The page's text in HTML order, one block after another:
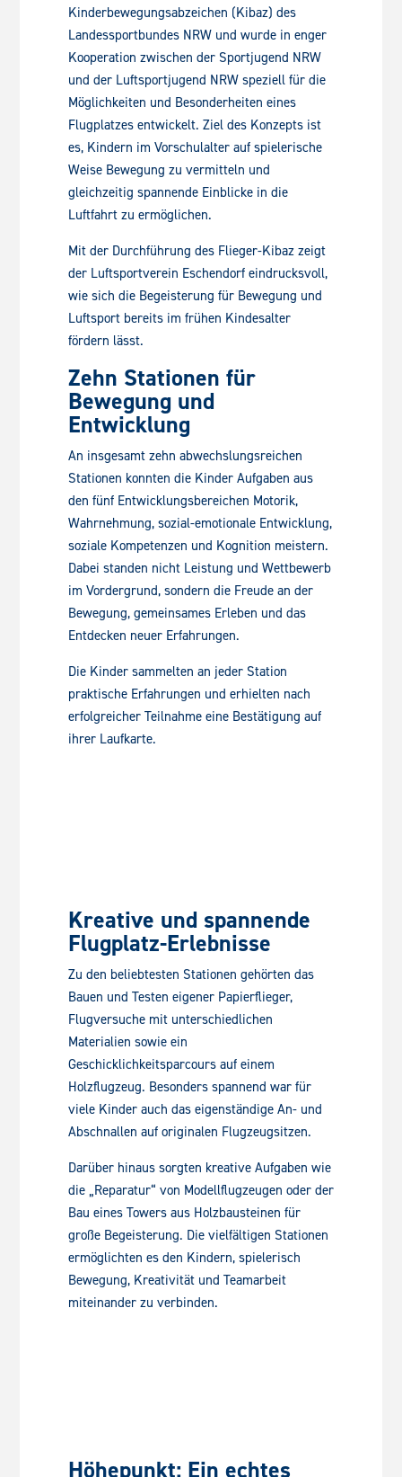
Kinderbewegungsabzeichen (Kibaz) des
Landessportbundes NRW und wurde in enger
Kooperation zwischen der Sportjugend NRW
und der Luftsportjugend NRW speziell für die
Möglichkeiten und Besonderheiten eines
Flugplatzes entwickelt. Ziel des Konzepts ist
es, Kindern im Vorschulalter auf spielerische
Weise Bewegung zu vermitteln und
gleichzeitig spannende Einblicke in die
Luftfahrt zu ermöglichen.
Mit der Durchführung des Flieger-Kibaz zeigt
der Luftsportverein Eschendorf eindrucksvoll,
wie sich die Begeisterung für Bewegung und
Luftsport bereits im frühen Kindesalter
fördern lässt.
Zehn Stationen für
Bewegung und
Entwicklung
An insgesamt zehn abwechslungsreichen
Stationen konnten die Kinder Aufgaben aus
den fünf Entwicklungsbereichen Motorik,
Wahrnehmung, sozial-emotionale Entwicklung,
soziale Kompetenzen und Kognition meistern.
Dabei standen nicht Leistung und Wettbewerb
im Vordergrund, sondern die Freude an der
Bewegung, gemeinsames Erleben und das
Entdecken neuer Erfahrungen.
Die Kinder sammelten an jeder Station
praktische Erfahrungen und erhielten nach
erfolgreicher Teilnahme eine Bestätigung auf
ihrer Laufkarte.
Kreative und spannende
Flugplatz-Erlebnisse
Zu den beliebtesten Stationen gehörten das
Bauen und Testen eigener Papierflieger,
Flugversuche mit unterschiedlichen
Materialien sowie ein
Geschicklichkeitsparcours auf einem
Holzflugzeug. Besonders spannend war für
viele Kinder auch das eigenständige An- und
Abschnallen auf originalen Flugzeugsitzen.
Darüber hinaus sorgten kreative Aufgaben wie
die „Reparatur“ von Modellflugzeugen oder der
Bau eines Towers aus Holzbausteinen für
große Begeisterung. Die vielfältigen Stationen
ermöglichten es den Kindern, spielerisch
Bewegung, Kreativität und Teamarbeit
miteinander zu verbinden.
Höhepunkt: Ein echtes